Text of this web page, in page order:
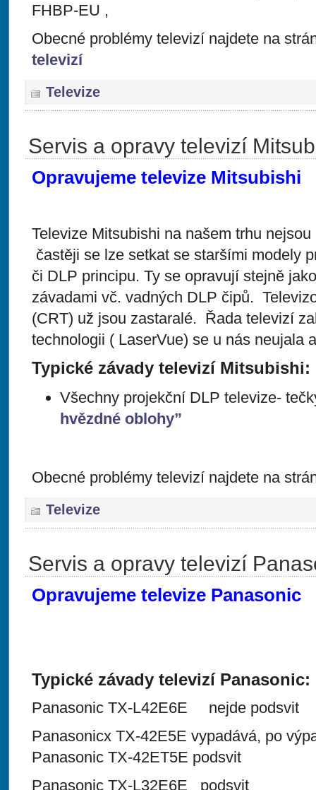
FHBP-EU ,
Obecné problémy televizí najdete na
televizí
Televize
Servis a opravy televizí
Opravujeme televize Mitsubishi
Televize Mitsubishi na našem trhu
častěji se lze setkat se staršími modely
či DLP principu. Ty se opravují stejně
závadami vč. vadných DLP čipů.
(CRT) už jsou zastaralé. Řada televizí
technologii ( LaserVue) se u nás neujala
Typické závady televizí Mitsubishi:
Všechny projekční DLP televize-
hvězdné oblohy”
Obecné problémy televizí najdete na
Televize
Servis a opravy televizí
Opravujeme televize Panasonic
Typické závady televizí Panasonic:
Panasonic TX-L42E6E nejde podsvit
Panasonicx TX-42E5E vypadává, po
Panasonic TX-42ET5E podsvit
Panasonic TX-L32E6E podsvit